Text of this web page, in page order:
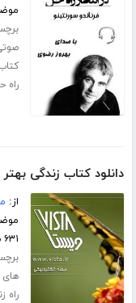
راه
دانلود کتاب زندگی بهتر
از:
۶۳۱ صفحه
های
راه